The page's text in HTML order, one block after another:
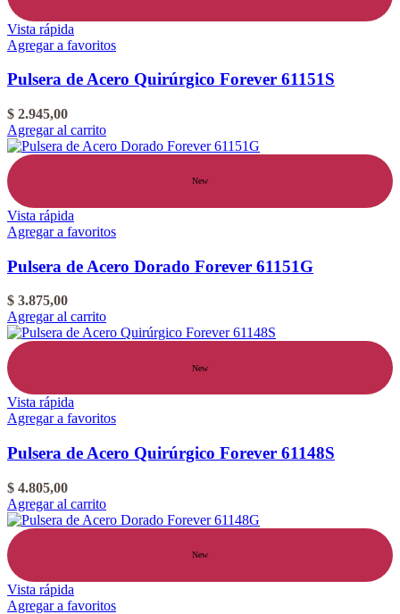
Vista rápida
Agregar a favoritos
Pulsera de Acero Quirúrgico Forever 61151S
$ 2.945,00
Agregar al carrito
New
Vista rápida
Agregar a favoritos
Pulsera de Acero Dorado Forever 61151G
$ 3.875,00
Agregar al carrito
New
Vista rápida
Agregar a favoritos
Pulsera de Acero Quirúrgico Forever 61148S
$ 4.805,00
Agregar al carrito
New
Vista rápida
Agregar a favoritos